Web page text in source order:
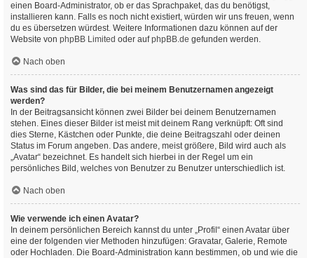
einen Board-Administrator, ob er das Sprachpaket, das du benötigst,
installieren kann. Falls es noch nicht existiert, würden wir uns freuen, wenn
du es übersetzen würdest. Weitere Informationen dazu können auf der
Website von phpBB Limited oder aufphpBB.de gefunden werden.
Nach oben
Was sind das für Bilder, die bei meinem Benutzernamen angezeigt
werden?
In der Beitragsansicht können zwei Bilder bei deinem Benutzernamen
stehen. Eines dieser Bilder ist meist mit deinem Rang verknüpft: Oft sind
dies Sterne, Kästchen oder Punkte, die deine Beitragszahl oder deinen
Status im Forum angeben. Das andere, meist größere, Bild wird auch als
„Avatar“ bezeichnet. Es handelt sich hierbei in der Regel um ein
persönliches Bild, welches von Benutzer zu Benutzer unterschiedlich ist.
Nach oben
Wie verwende ich einen Avatar?
In deinem persönlichen Bereich kannst du unter „Profil“ einen Avatar über
eine der folgenden vier Methoden hinzufügen: Gravatar, Galerie, Remote
oder Hochladen. Die Board-Administration kann bestimmen, ob und wie die